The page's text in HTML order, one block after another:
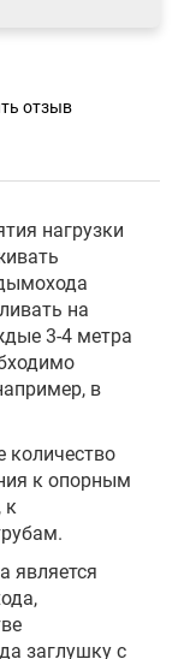
отзыв
нагрузки
на
3-4 метра
в
количество
к опорным
к
является
заглушку с